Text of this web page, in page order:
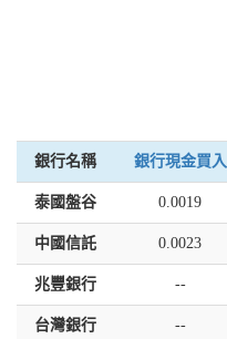
銀行名稱 銀行現金買入
泰國盤谷 0.0019
中國信託 0.0023
兆豐銀行 --
台灣銀行 --